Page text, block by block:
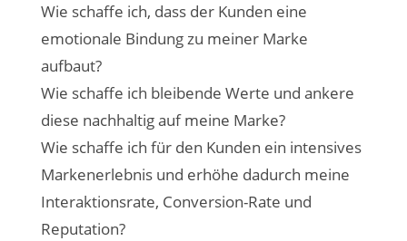
Wie schaffe ich, dass der Kunden eine
emotionale Bindung zu meiner Marke
aufbaut?
Wie schaffe ich bleibende Werte und ankere
diese nachhaltig auf meine Marke?
Wie schaffe ich für den Kunden ein intensives
Markenerlebnis und erhöhe dadurch meine
Interaktionsrate, Conversion-Rate und
Reputation?